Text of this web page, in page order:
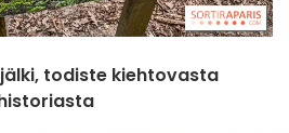
todiste kiehtovasta